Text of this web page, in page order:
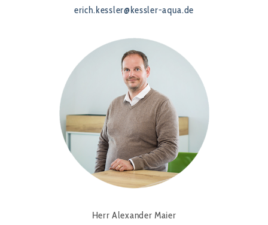
erich.kessler@kessler-aqua.de
Herr Alexander Maier